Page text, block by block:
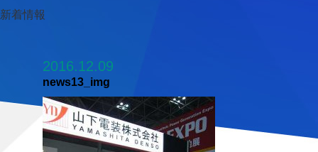
新着情報
2016.12.09
news13_img